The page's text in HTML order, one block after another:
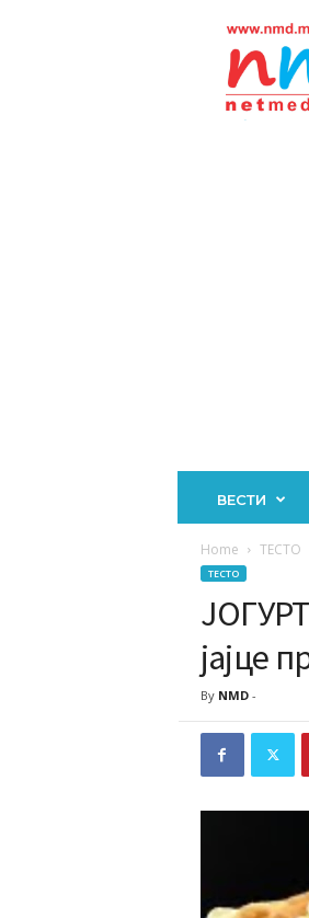
ВЕСТИ
Home ТЕСТО
ТЕСТО
јајце
By NMD-